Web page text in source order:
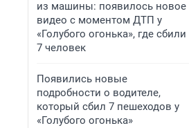
из машины: появилось новое
видео с моментом ДТП у
«Голубого огонька», где сбили
7 человек
Появились новые
подробности о водителе,
который сбил 7 пешеходов у
«Голубого огонька»